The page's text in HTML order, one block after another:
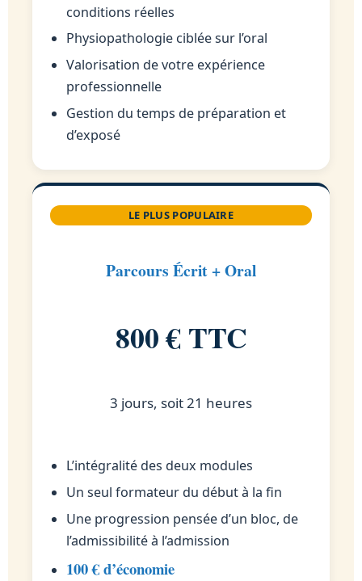
conditions réelles
Physiopathologie ciblée sur l’oral
Valorisation de votre expérience
professionnelle
Gestion du temps de préparation et
d’exposé
LE PLUS POPULAIRE
Parcours Écrit + Oral
800 € TTC
3 jours, soit 21 heures
L’intégralité des deux modules
Un seul formateur du début à la fin
Une progression pensée d’un bloc, de
l’admissibilité à l’admission
100 € d’économie